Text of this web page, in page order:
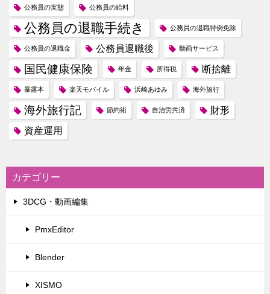
公務員の実態 公務員の給料
公務員の退職手続き 公務員の退職特例免除
公務員の退職金 公務員退職後 動画サービス
国民健康保険 年金 所得税 断捨離
暴露本 楽天モバイル 浜崎あゆみ 海外旅行
海外旅行記 節約術 自治労共済
財形
資産運用
カテゴリー
3DCG・動画編集
PmxEditor
Blender
XISMO